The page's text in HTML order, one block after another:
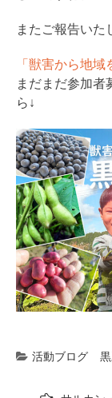
またご報告いた
「獣害から地
まだまだ参加者
ら↓
活動ブログ